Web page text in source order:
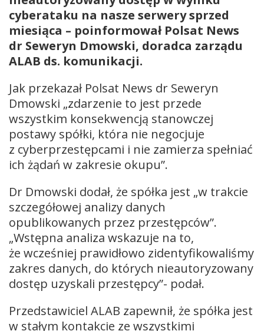
cyberataku na nasze serwery sprzed
miesiąca – poinformował Polsat News
dr Seweryn Dmowski, doradca zarządu
ALAB ds. komunikacji.
Jak przekazał Polsat News dr Seweryn
Dmowski „zdarzenie to jest przede
wszystkim konsekwencją stanowczej
postawy spółki, która nie negocjuje
z cyberprzestępcami i nie zamierza spełniać
ich żądań w zakresie okupu”.
Dr Dmowski dodał, że spółka jest „w trakcie
szczegółowej analizy danych
opublikowanych przez przestępców”.
„Wstępna analiza wskazuje na to,
że wcześniej prawidłowo zidentyfikowaliśmy
zakres danych, do których nieautoryzowany
dostęp uzyskali przestępcy”- podał.
Przedstawiciel ALAB zapewnił, że spółka jest
w stałym kontakcie ze wszystkimi